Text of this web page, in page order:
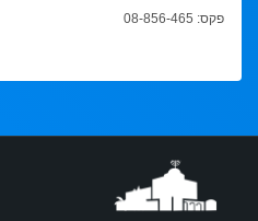
פקס: 08-856-465